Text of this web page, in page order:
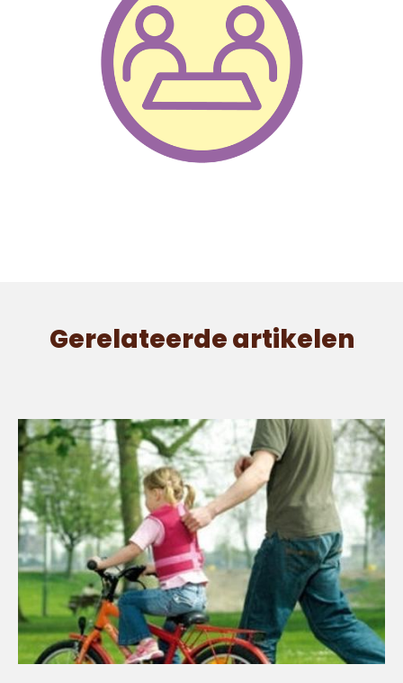
Gerelateerde artikelen
Hoe draag je effectief bij aan de autonomie van